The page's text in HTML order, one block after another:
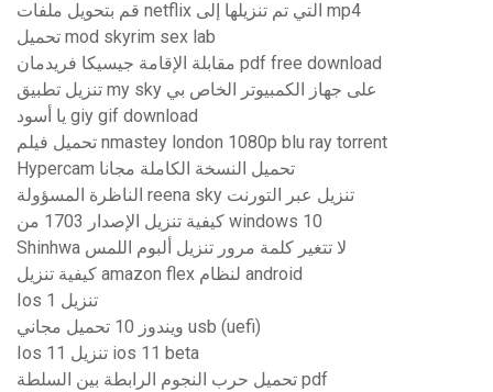
قم بتحويل ملفات netflix التي تم تنزيلها إلى mp4
تحميل mod skyrim sex lab
مقابلة الإقامة جيسيكا فريدمان pdf free download
تنزيل تطبيق my sky على جهاز الكمبيوتر الخاص بي
يا أسود giy gif download
تحميل فيلم nmastey london 1080p blu ray torrent
Hypercam تحميل النسخة الكاملة مجانا
الناظرة المسؤولة reena sky تنزيل عبر التورنت
كيفية تنزيل الإصدار 1703 من windows 10
Shinhwa لا تتغير كلمة مرور تنزيل ألبوم اللمس
كيفية تنزيل amazon flex لنظام android
Ios 1 تنزيل
ويندوز 10 تحميل مجاني usb (uefi)
Ios 11 تنزيل ios 11 beta
تحميل حرب النجوم الرابطة بين السلطة pdf